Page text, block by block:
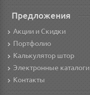
Предложения
Акции и Скидки
Портфолио
Калькулятор штор
Электронные каталоги
Контакты